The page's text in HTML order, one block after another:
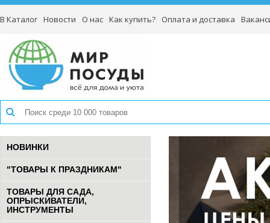
В Каталог Новости О нас Как купить? Оплата и доставка
НОВИНКИ
"ТОВАРЫ К ПРАЗДНИКАМ"
ТОВАРЫ ДЛЯ САДА,
ОПРЫСКИВАТЕЛИ,
ИНСТРУМЕНТЫ